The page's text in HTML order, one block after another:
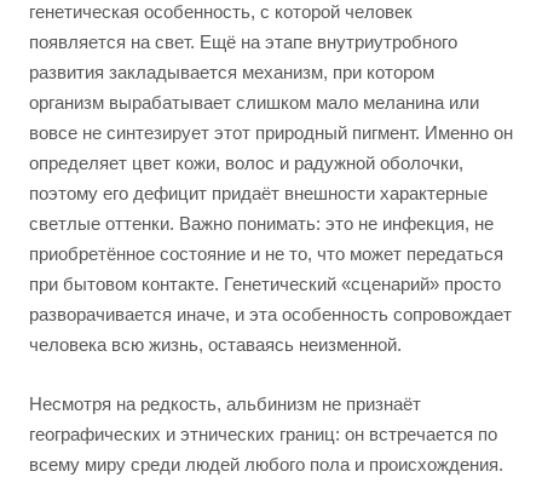
генетическая особенность, с которой человек
появляется на свет. Ещё на этапе внутриутробного
развития закладывается механизм, при котором
организм вырабатывает слишком мало меланина или
вовсе не синтезирует этот природный пигмент. Именно он
определяет цвет кожи, волос и радужной оболочки,
поэтому его дефицит придаёт внешности характерные
светлые оттенки. Важно понимать: это не инфекция, не
приобретённое состояние и не то, что может передаться
при бытовом контакте. Генетический «сценарий» просто
разворачивается иначе, и эта особенность сопровождает
человека всю жизнь, оставаясь неизменной.
Несмотря на редкость, альбинизм не признаёт
географических и этнических границ: он встречается по
всему миру среди людей любого пола и происхождения.